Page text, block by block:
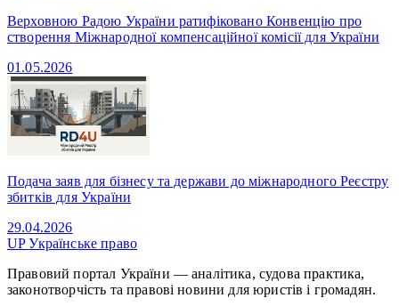
Верховною Радою України ратифіковано Конвенцію про
створення Міжнародної компенсаційної комісії для України
01.05.2026
Подача заяв для бізнесу та держави до міжнародного Реєстру
збитків для України
29.04.2026
UPУкраїнське право
Правовий портал України — аналітика, судова практика,
законотворчість та правові новини для юристів і громадян.